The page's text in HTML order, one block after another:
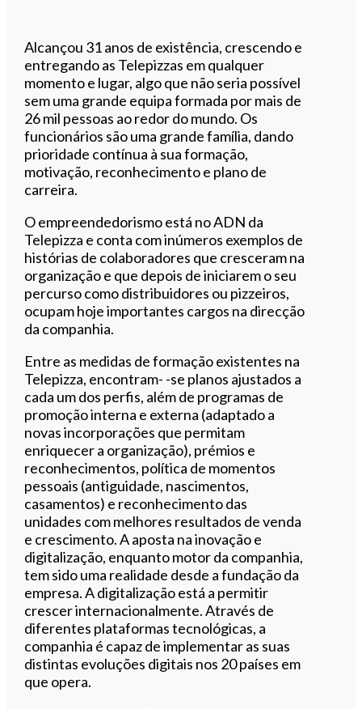
Alcançou 31 anos de existência, crescendo e
entregando as Telepizzas em qualquer
momento e lugar, algo que não seria possível
sem uma grande equipa formada por mais de
26 mil pessoas ao redor do mundo. Os
funcionários são uma grande família, dando
prioridade contínua à sua formação,
motivação, reconhecimento e plano de
carreira.
O empreendedorismo está no ADN da
Telepizza e conta com inúmeros exemplos de
histórias de colaboradores que cresceram na
organização e que depois de iniciarem o seu
percurso como distribuidores ou pizzeiros,
ocupam hoje importantes cargos na direcção
da companhia.
Entre as medidas de formação existentes na
Telepizza, encontram- -se planos ajustados a
cada um dos perfis, além de programas de
promoção interna e externa (adaptado a
novas incorporações que permitam
enriquecer a organização), prémios e
reconhecimentos, política de momentos
pessoais (antiguidade, nascimentos,
casamentos) e reconhecimento das
unidades com melhores resultados de venda
e crescimento. A aposta na inovação e
digitalização, enquanto motor da companhia,
tem sido uma realidade desde a fundação da
empresa. A digitalização está a permitir
crescer internacionalmente. Através de
diferentes plataformas tecnológicas, a
companhia é capaz de implementar as suas
distintas evoluções digitais nos 20 países em
que opera.